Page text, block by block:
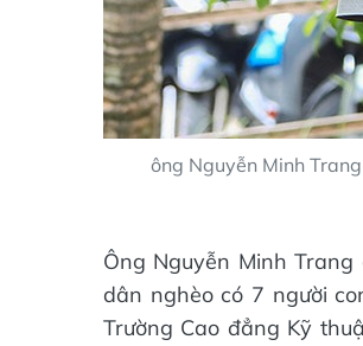
ông Nguyễn Minh
Ông Nguyễn Minh
dân nghèo có 7 người
Trường Cao đẳng Kỹ